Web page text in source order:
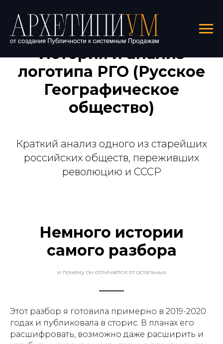
История и анализ
логотипа РГО (Русское
Географическое
общество)
Краткий анализ одного из старейших
российских обществ, переживших
революцию и СССР
Немного истории
самого разбора
и почему он отличается от остальных
Этот разбор я готовила примерно в 2019-2020
годах и публиковала в сторис. В планах его
расшифровать, возможно даже расширить и